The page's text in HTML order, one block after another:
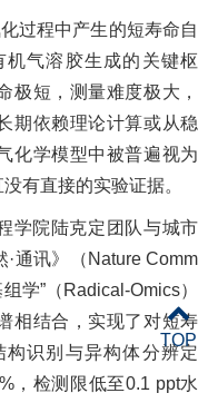
过程中产生的短寿命自
气溶胶生成的关键枢
极短，测量难度极大，
期依赖理论计算或从稳
化学模型中被普遍视为
有直接的实验证据。
学院陆克定团队与城市
通讯》（Nature Comm
学”（Radical-Omics）
相结合，实现了对短寿
识别与异构体分辨定
，检测限低至0.1 ppt水
TOP